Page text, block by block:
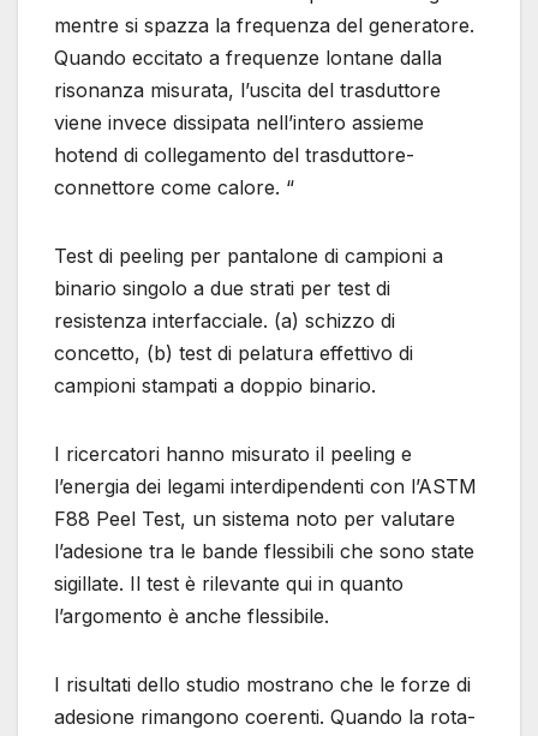
mentre si spazza la frequenza del generatore.
Quando eccitato a frequenze lontane dalla
risonanza misurata, l’uscita del trasduttore
viene invece dissipata nell’intero assieme
hotend di collegamento del trasduttore-
connettore come calore. “
Test di peeling per pantalone di campioni a
binario singolo a due strati per test di
resistenza interfacciale. (a) schizzo di
concetto, (b) test di pelatura effettivo di
campioni stampati a doppio binario.
I ricercatori hanno misurato il peeling e
l’energia dei legami interdipendenti con l’ASTM
F88 Peel Test, un sistema noto per valutare
l’adesione tra le bande flessibili che sono state
sigillate. Il test è rilevante qui in quanto
l’argomento è anche flessibile.
I risultati dello studio mostrano che le forze di
adesione rimangono coerenti. Quando la rota-